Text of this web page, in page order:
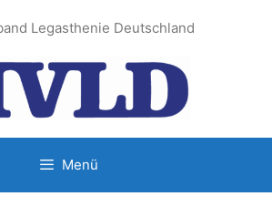
Legasthenie Deutschland
Menü